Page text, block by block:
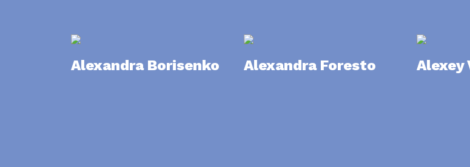
Alexandra Borisenko Alexandra Foresto Alexey